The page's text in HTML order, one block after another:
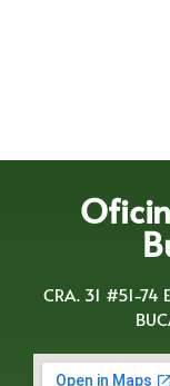
CRA. 31 #51-74